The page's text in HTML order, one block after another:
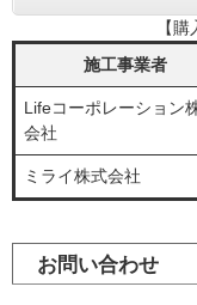
【
施工事業者
Lifeコーポレーション
会社
ミライ株式会社
お問い合わせ